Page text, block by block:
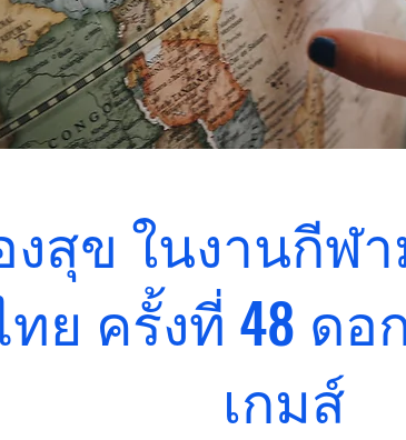
สุข ในงานกีฬ
ทย ครั้งที่ 48 ด
เกมส์